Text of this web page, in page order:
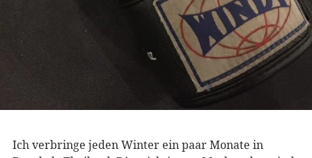
Ich verbringe jeden Winter ein paar Monate in